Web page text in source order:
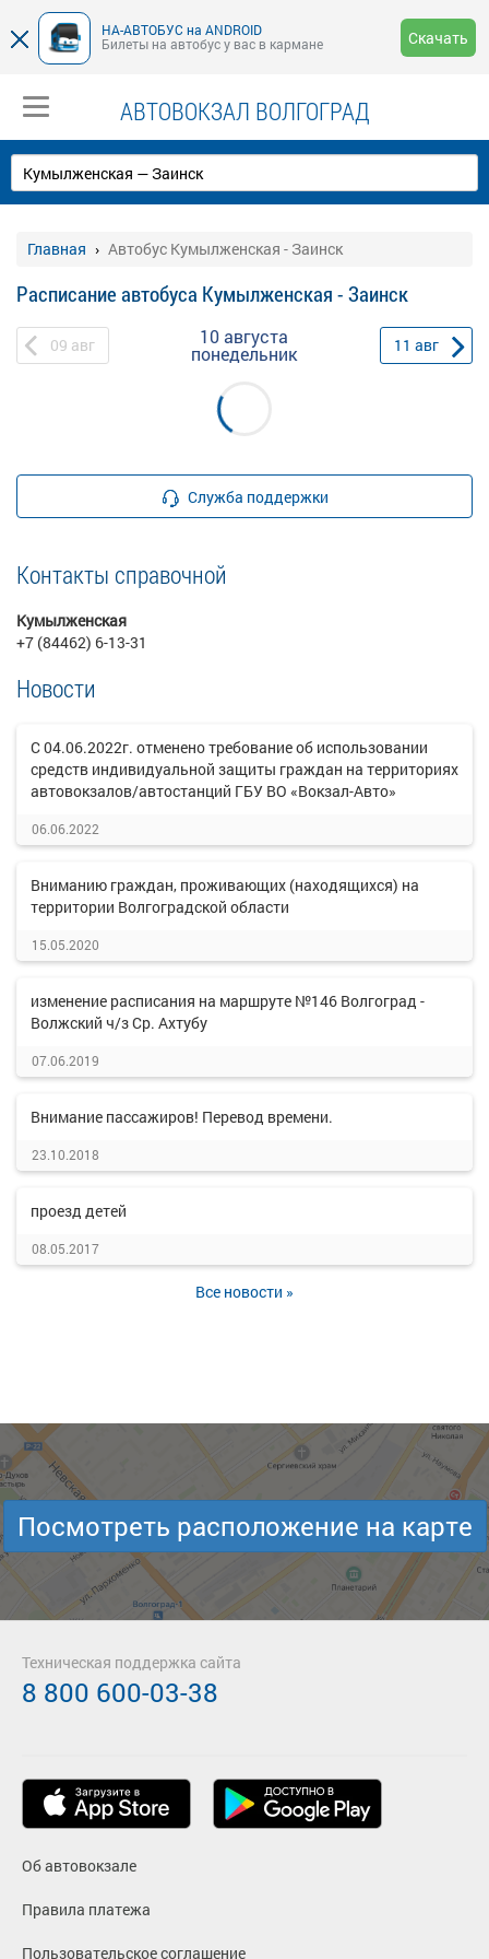
НА-АВТОБУС на ANDROID
Билеты на автобус у вас в кармане
Скачать
АВТОВОКЗАЛ ВОЛГОГРАД
Главная Автобус Кумылженская - Заинск
Расписание автобуса Кумылженская - Заинск
09 авг 10 августа
понедельник 11 авг
Служба поддержки
Контакты справочной
Кумылженская
+7 (84462) 6-13-31
Новости
С 04.06.2022г. отменено требование об использовании
средств индивидуальной защиты граждан на территориях
автовокзалов/автостанций ГБУ ВО «Вокзал-Авто»
06.06.2022
Вниманию граждан, проживающих (находящихся) на
территории Волгоградской области
15.05.2020
изменение расписания на маршруте №146 Волгоград -
Волжский ч/з Ср. Ахтубу
07.06.2019
Внимание пассажиров! Перевод времени.
23.10.2018
проезд детей
08.05.2017
Все новости »
Посмотреть расположение на карте
Об автовокзале
Правила платежа
Пользовательское соглашение
Техническая поддержка сайта
8 800 600-03-38